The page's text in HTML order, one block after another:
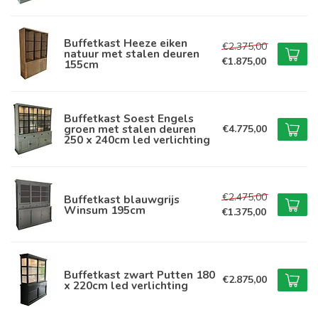
Buffetkast Heeze eiken
natuur met stalen deuren
155cm
€2.375,00
€1.875,00
Buffetkast Soest Engels
groen met stalen deuren
250 x 240cm led verlichting
€4.775,00
Buffetkast blauwgrijs
Winsum 195cm
€2.475,00
€1.375,00
Buffetkast zwart Putten 180
x 220cm led verlichting €2.875,00